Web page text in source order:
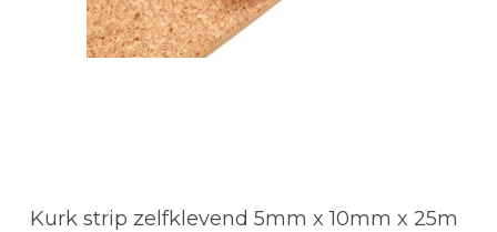
Kurk strip zelfklevend 5mm x 10mm x 25m